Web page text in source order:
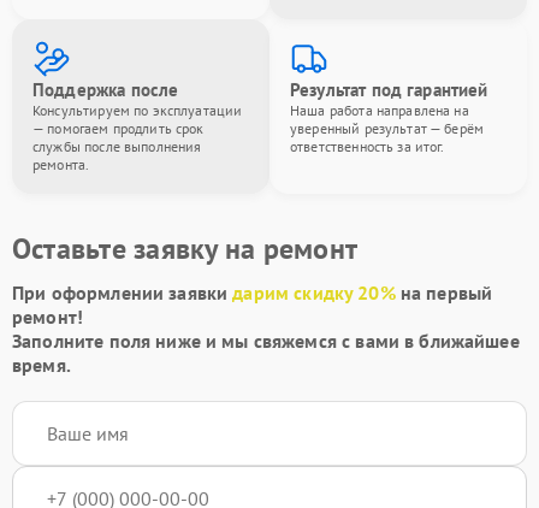
Поддержка после
Консультируем по эксплуатации
— помогаем продлить срок
службы после выполнения
ремонта.
Результат под гарантией
Наша работа направлена на
уверенный результат — берём
ответственность за итог.
Оставьте заявку на ремонт
При оформлении заявкидарим скидку 20%на первый
ремонт!
Заполните поля ниже и мы свяжемся с вами в ближайшее
время.